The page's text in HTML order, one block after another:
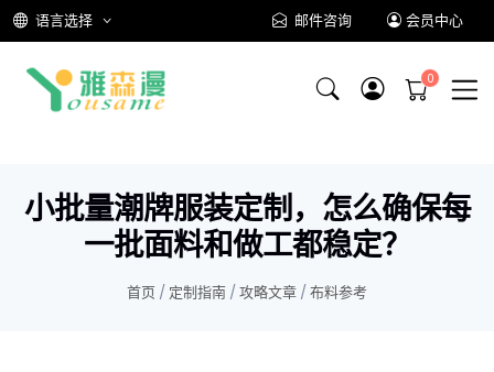
语言选择 邮件咨询 会员中心
小批量潮牌服装定制，怎么确保每
一批面料和做工都稳定？
首页 / 定制指南 / 攻略文章 / 布料参考